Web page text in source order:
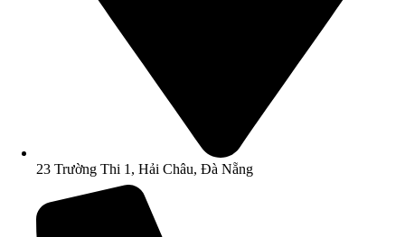
23 Trường Thi 1, Hải Châu, Đà Nẵng